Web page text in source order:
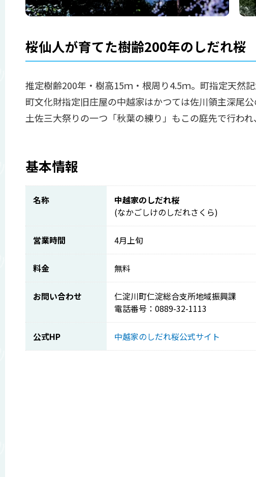
桜仙人が育てた樹齢200年のしだれ桜
推定樹齢200年・樹高15ｍ・根周り4.5ｍ。町指定天然記
町文化財指定旧庄屋の中越家はかつては佐川領主深尾公
土佐三大祭りの一つ「秋葉の練り」もこの庭先で行わ
基本情報
名称
中越家のしだれ桜
(なかごしけのしだれさくら)
営業時間 4月上旬
料金 無料
お問い合わせ
仁淀川町仁淀総合支所地域振興課
電話番号：0889-32-1113
公式HP 中越家のしだれ桜公式サイト